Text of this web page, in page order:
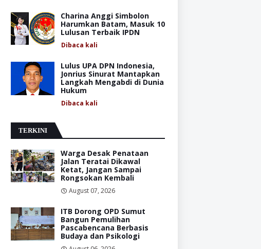
Charina Anggi Simbolon
Harumkan Batam, Masuk 10
Lulusan Terbaik IPDN
Dibaca kali
Lulus UPA DPN Indonesia,
Jonrius Sinurat Mantapkan
Langkah Mengabdi di Dunia
Hukum
Dibaca kali
TERKINI
Warga Desak Penataan
Jalan Teratai Dikawal
Ketat, Jangan Sampai
Rongsokan Kembali
August 07, 2026
ITB Dorong OPD Sumut
Bangun Pemulihan
Pascabencana Berbasis
Budaya dan Psikologi